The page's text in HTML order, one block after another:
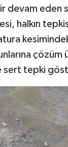
eden
halkın
çözüm
sert tepki